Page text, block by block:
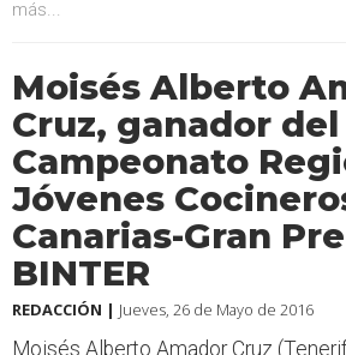
más...
Moisés Alberto
Cruz, ganador del
Campeonato
Jóvenes
Canarias-Gran
BINTER
REDACCIÓN | Jueves, 26 de Mayo de 2016
Moisés Alberto Amador Cruz